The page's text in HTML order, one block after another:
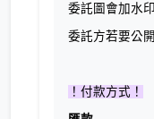
委託圖會加水
委託方若要公
！付款方式！